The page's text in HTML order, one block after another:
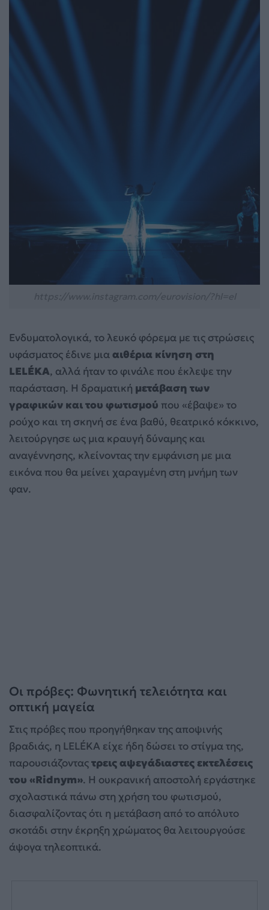
Ενδυματολογικά, το λευκό φόρεμα με τις στρώσεις
υφάσματος έδινε μιααιθέρια κίνηση στη
LELÉKA, αλλά ήταν το φινάλε που έκλεψε την
παράσταση. Η δραματική μετάβαση των
γραφικών και του φωτισμού που «έβαψε» το
ρούχο και τη σκηνή σε ένα βαθύ, θεατρικό κόκκινο,
λειτούργησε ως μια κραυγή δύναμης και
αναγέννησης, κλείνοντας την εμφάνιση με μια
εικόνα που θα μείνει χαραγμένη στη μνήμη των
φαν.
Οι πρόβες: Φωνητική τελειότητα και
οπτική μαγεία
Στις πρόβες που προηγήθηκαν της αποψινής
βραδιάς, η LELÉKA είχε ήδη δώσει το στίγμα της,
παρουσιάζονταςτρεις αψεγάδιαστες εκτελέσεις
του «Ridnym». Η ουκρανική αποστολή εργάστηκε
σχολαστικά πάνω στη χρήση του φωτισμού,
διασφαλίζοντας ότι η μετάβαση από το απόλυτο
σκοτάδι στην έκρηξη χρώματος θα λειτουργούσε
άψογα τηλεοπτικά.